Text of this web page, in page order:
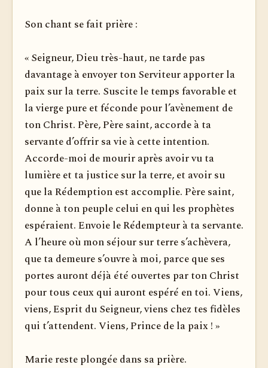
Son chant se fait prière :
« Seigneur, Dieu très-haut, ne tarde pas
davantage à envoyer ton Serviteur apporter la
paix sur la terre. Suscite le temps favorable et
la vierge pure et féconde pour l’avènement de
ton Christ. Père, Père saint, accorde à ta
servante d’offrir sa vie à cette intention.
Accorde-moi de mourir après avoir vu ta
lumière et ta justice sur la terre, et avoir su
que la Rédemption est accomplie. Père saint,
donne à ton peuple celui en qui les prophètes
espéraient. Envoie le Rédempteur à ta servante.
A l’heure où mon séjour sur terre s’achèvera,
que ta demeure s’ouvre à moi, parce que ses
portes auront déjà été ouvertes par ton Christ
pour tous ceux qui auront espéré en toi. Viens,
viens, Esprit du Seigneur, viens chez tes fidèles
qui t’attendent. Viens, Prince de la paix ! »
Marie reste plongée dans sa prière.